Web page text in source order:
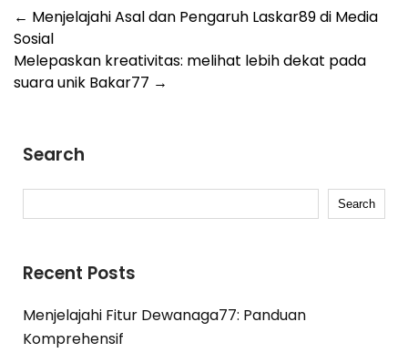
Post
navigation
← Menjelajahi Asal dan Pengaruh Laskar89 di Media
Sosial
Melepaskan kreativitas: melihat lebih dekat pada
suara unik Bakar77 →
Search
Search
Recent Posts
Menjelajahi Fitur Dewanaga77: Panduan
Komprehensif